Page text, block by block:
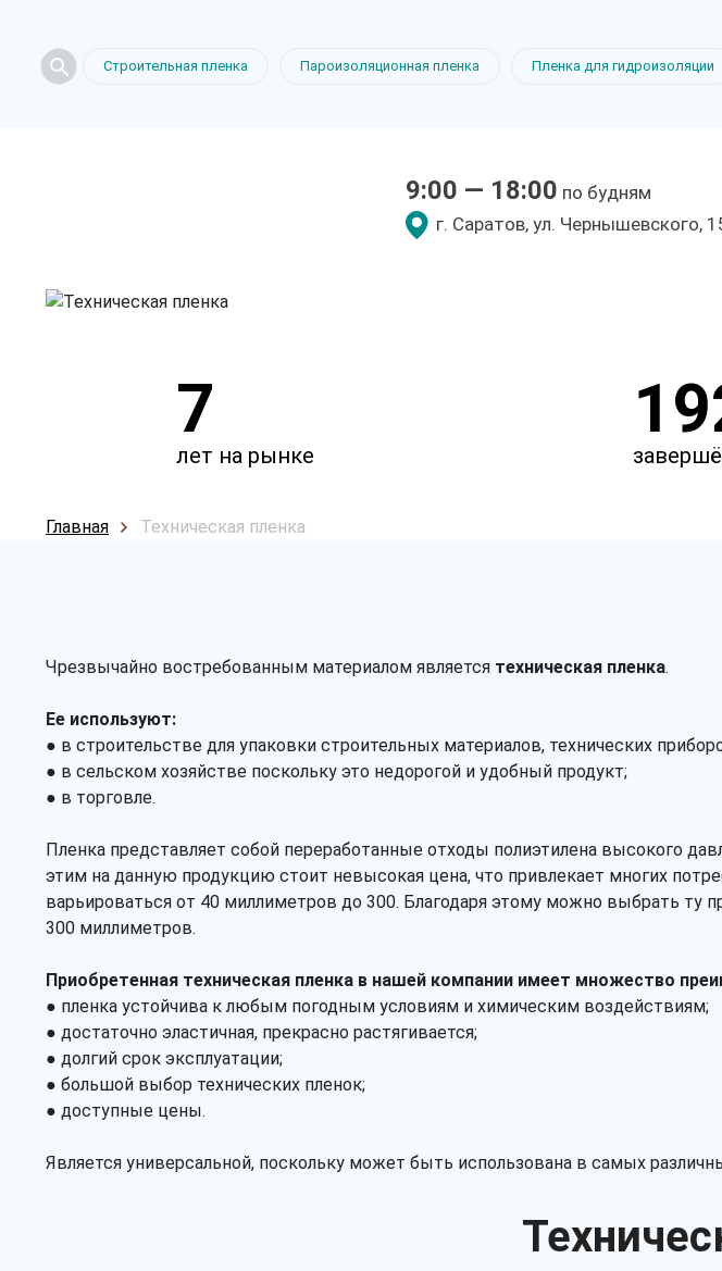
Строительная пленка Пароизоляционная пленка Пленка для гидроизоляции
9:00 — 18:00 по будням
г. Саратов, ул. Чepнышeвcкoгo,
только приятные цены
7
лет на рынке
Главная Техническая пленка
Чрезвычайно востребованным материалом является техническая пленка.
Ее используют:
● в строительстве для упаковки строительных материалов, технических
● в сельском хозяйстве поскольку это недорогой и удобный продукт;
● в торговле.
Пленка представляет собой переработанные отходы полиэтилена высокого
этим на данную продукцию стоит невысокая цена, что привлекает многих
варьироваться от 40 миллиметров до 300. Благодаря этому можно выбрать
300 миллиметров.
Приобретенная техническая пленка в нашей компании имеет множество
● пленка устойчива к любым погодным условиям и химическим воздействиям;
● достаточно эластичная, прекрасно растягивается;
● долгий срок эксплуатации;
● большой выбор технических пленок;
● доступные цены.
Является универсальной, поскольку может быть использована в самых